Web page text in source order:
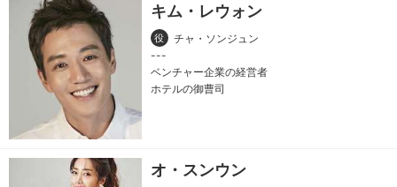
キム・レウォン
役 チャ・ソンジュン
ベンチャー企業の経営者
ホテルの御曹司
オ・スンウン